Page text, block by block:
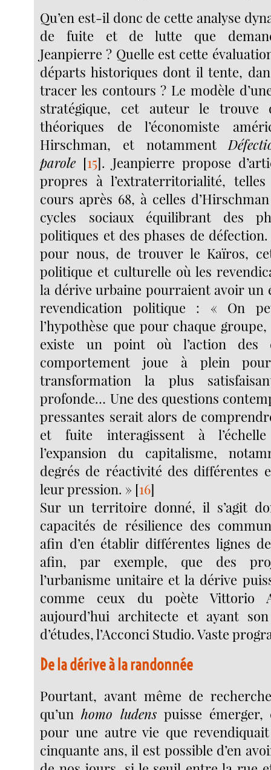
Qu’en est-il donc de cette analyse
de fuite et de lutte que
Jeanpierre ? Quelle est cette
départs historiques dont il tente,
tracer les contours ? Le modèle
stratégique, cet auteur le trouve
théoriques de l’économiste
Hirschman, et notamment
parole [15]. Jeanpierre propose
propres à l’extraterritorialité, telles
cours après 68, à celles
cycles sociaux équilibrant des
politiques et des phases de
pour nous, de trouver le Kaïros,
politique et culturelle où les
la dérive urbaine pourraient avoir un
revendication politique : « On
l’hypothèse que pour chaque
existe un point où l’action des
comportement joue à plein
transformation la plus
profonde… Une des questions
pressantes serait alors de
et fuite interagissent à
l’expansion du capitalisme,
degrés de réactivité des différentes
leur pression. » [16]
Sur un territoire donné, il s’agit
capacités de résilience des
afin d’en établir différentes lignes
afin, par exemple, que des
l’urbanisme unitaire et la dérive
comme ceux du poète Vittorio
aujourd’hui architecte et ayant
d’études, l’Acconci Studio. Vaste
De la dérive à la randonnée
Pourtant, avant même de
qu’unhomo ludenspuisse émerger,
pour une autre vie que
cinquante ans, il est possible d’en